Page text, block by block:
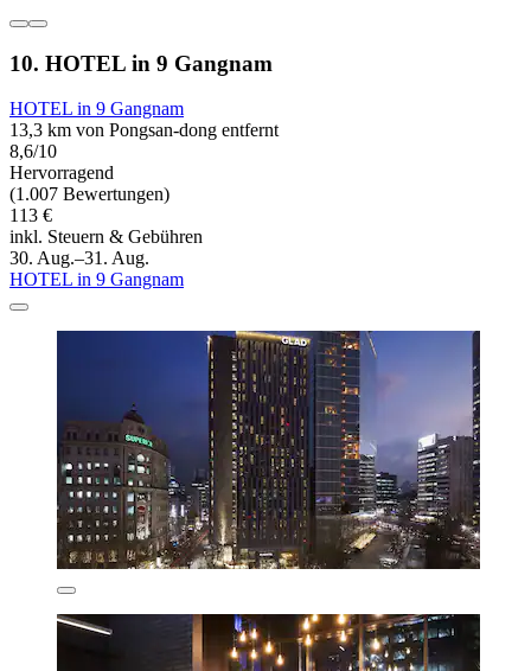
10. HOTEL in 9 Gangnam
HOTEL in 9 Gangnam
13,3 km von Pongsan-dong entfernt
8,6/10
Hervorragend
(1.007 Bewertungen)
113 €
inkl. Steuern & Gebühren
30. Aug.–31. Aug.
HOTEL in 9 Gangnam